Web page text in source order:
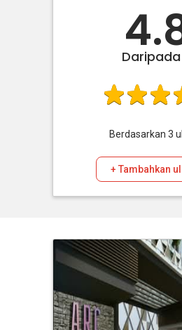
Berdasarkan 3
+ Tambahkan